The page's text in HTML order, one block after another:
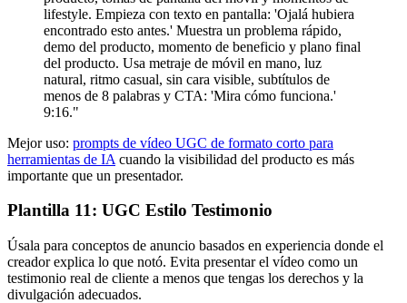
lifestyle. Empieza con texto en pantalla: 'Ojalá hubiera
encontrado esto antes.' Muestra un problema rápido,
demo del producto, momento de beneficio y plano final
del producto. Usa metraje de móvil en mano, luz
natural, ritmo casual, sin cara visible, subtítulos de
menos de 8 palabras y CTA: 'Mira cómo funciona.'
9:16."
Mejor uso: prompts de vídeo UGC de formato corto para
herramientas de IA cuando la visibilidad del producto es más
importante que un presentador.
Plantilla 11: UGC Estilo Testimonio
Úsala para conceptos de anuncio basados en experiencia donde el
creador explica lo que notó. Evita presentar el vídeo como un
testimonio real de cliente a menos que tengas los derechos y la
divulgación adecuados.